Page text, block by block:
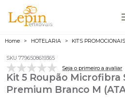
Home HOTELARIA KITS PROMOCIONAIS
SKU 7796508619365
Seja o primeiro a avaliar
Kit 5 Roupão Microfibra
Premium Branco M